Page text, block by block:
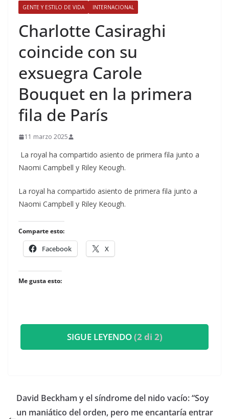
GENTE Y ESTILO DE VIDA INTERNACIONAL
​Charlotte Casiraghi
coincide con su
exsuegra Carole
Bouquet en la primera
fila de París
11 marzo 2025
La royal ha compartido asiento de primera fila junto a
Naomi Campbell y Riley Keough.
​La royal ha compartido asiento de primera fila junto a
Naomi Campbell y Riley Keough.
Comparte esto:
Facebook X
Me gusta esto:
SIGUE LEYENDO(2 di 2)
​David Beckham y el síndrome del nido vacío: “Soy
un maniático del orden, pero me encantaría entrar